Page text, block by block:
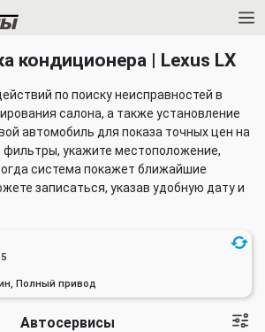
кондиционера | Lexus LX
по поиску неисправностей в
салона, а также установление
автомобиль для показа точных цен на
фильтры, укажите местоположение,
система покажет ближайшие
записаться, указав удобную дату и
Полный привод
Автосервисы